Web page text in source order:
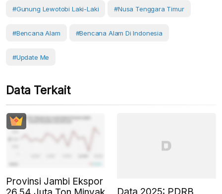
#Gunung Lewotobi Laki-Laki #Nusa Tenggara Timur
#Bencana Alam #Bencana Alam Di Indonesia
#Update Me
Data Terkait
Provinsi Jambi Ekspor